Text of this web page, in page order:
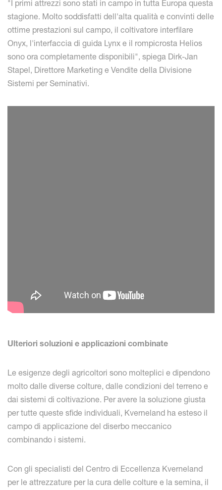
"I primi attrezzi sono stati in campo in tutta Europa questa
stagione. Molto soddisfatti dell'alta qualità e convinti delle
ottime prestazioni sul campo, il coltivatore interfilare
Onyx, l'interfaccia di guida Lynx e il rompicrosta Helios
sono ora completamente disponibili", spiega Dirk-Jan
Stapel, Direttore Marketing e Vendite della Divisione
Sistemi per Seminativi.
Ulteriori soluzioni e applicazioni combinate
Le esigenze degli agricoltori sono molteplici e dipendono
molto dalle diverse colture, dalle condizioni del terreno e
dai sistemi di coltivazione. Per avere la soluzione giusta
per tutte queste sfide individuali, Kverneland ha esteso il
campo di applicazione del diserbo meccanico
combinando i sistemi.
Con gli specialisti del Centro di Eccellenza Kverneland
per le attrezzature per la cura delle colture e la semina, il